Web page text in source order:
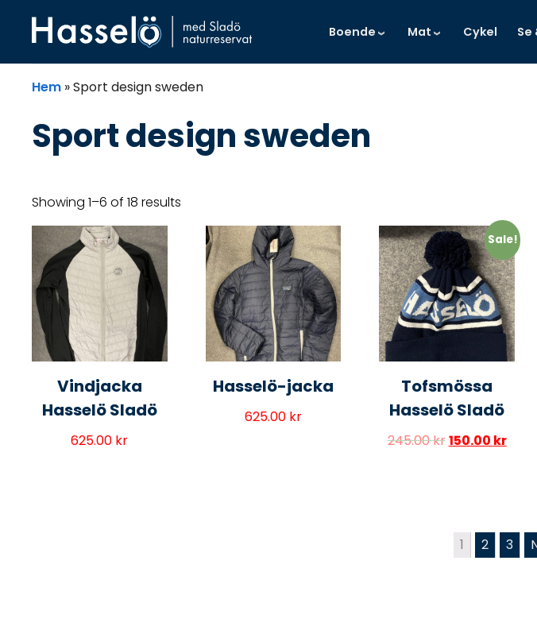
Boende Mat Cykel Se
Hem »Sport design sweden
Sport design sweden
Showing 1–6 of 18 results
Vindjacka
Hasselö Sladö
625.00 kr
Hasselö-jacka
625.00 kr
Sale!
Tofsmössa
Hasselö Sladö
245.00kr150.00 kr
1 2 3